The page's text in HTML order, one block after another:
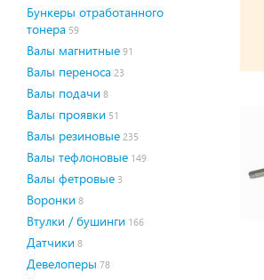
Бункеры отработанного
тонера 59
Валы магнитные 91
Валы переноса 23
Валы подачи 8
Валы проявки 51
Валы резиновые 235
Валы тефлоновые 149
Валы фетровые 3
Воронки 8
Втулки / бушинги 166
Датчики 8
Девелоперы 78